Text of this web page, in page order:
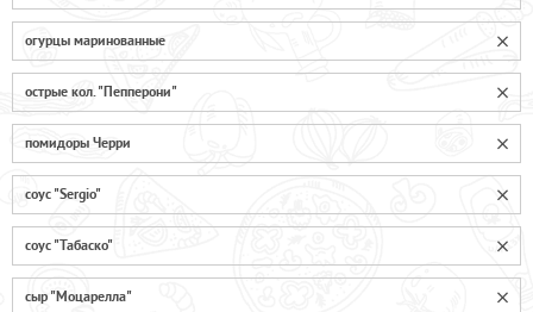
огурцы маринованные
острые кол. "Пепперони"
помидоры Черри
соус "Sergio"
соус "Табаско"
сыр "Моцарелла"